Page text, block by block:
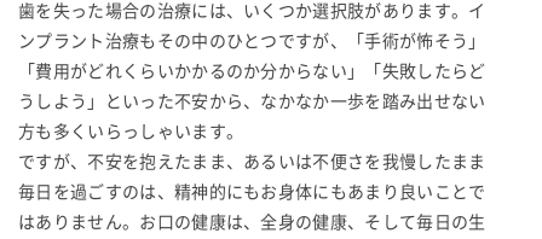
歯を失った場合の治療には、いくつか選択肢があります。イ
ンプラント治療もその中のひとつですが、「手術が怖そう」
「費用がどれくらいかかるのか分からない」「失敗したらど
うしよう」といった不安から、なかなか一歩を踏み出せない
方も多くいらっしゃいます。
ですが、不安を抱えたまま、あるいは不便さを我慢したまま
毎日を過ごすのは、精神的にもお身体にもあまり良いことで
はありません。お口の健康は、全身の健康、そして毎日の生